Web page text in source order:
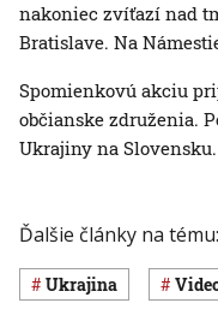
nakoniec zvíťazí nad
Bratislave. Na
Spomienkovú akciu
občianske združenia.
Ukrajiny na Slovensku.
Ďalšie články na tému:
Ukrajina